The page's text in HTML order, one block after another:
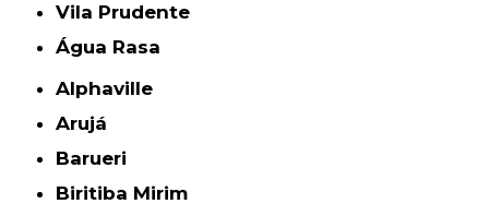
Vila Prudente
Água Rasa
Alphaville
Arujá
Barueri
Biritiba Mirim